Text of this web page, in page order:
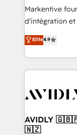
Build high-
& conversion
AI, & maximize
Integrations:
Markentive
d'intégration et
North America.
marketing
webdesign. Markentive is both a consulting firm, a
digital agency
CRM and
Elite4.9
AVIDLY
🇳🇿